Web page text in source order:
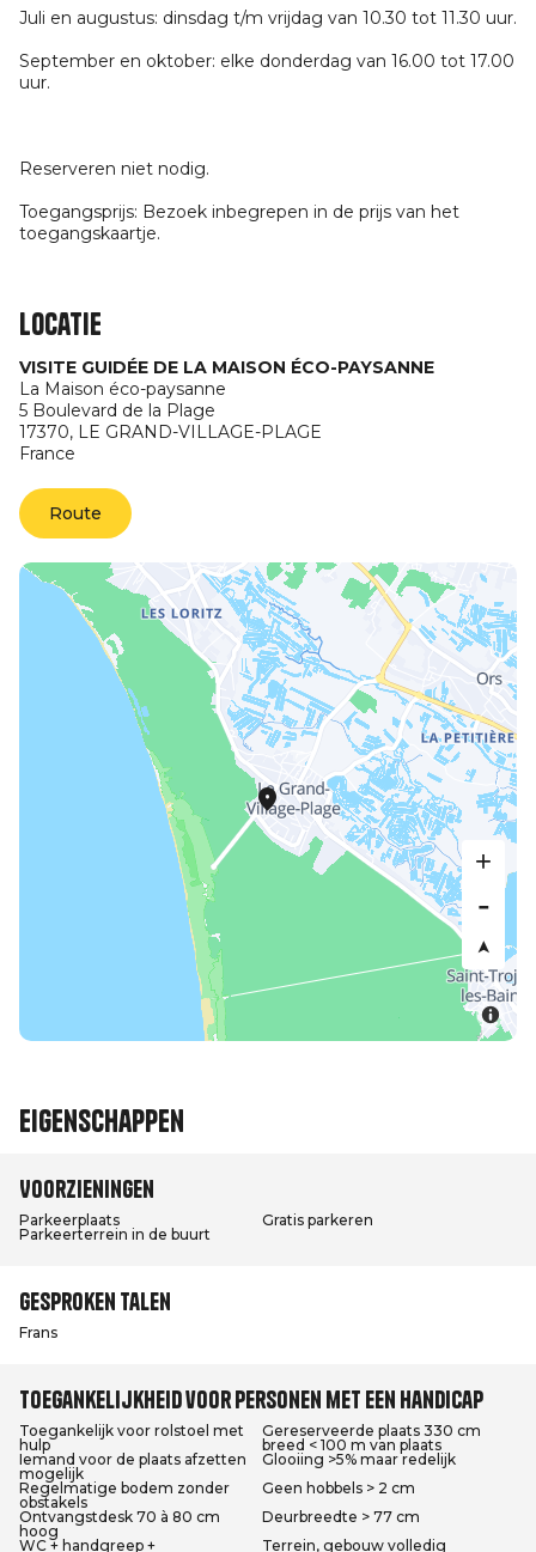
Juli en augustus: dinsdag t/m vrijdag van 10.30 tot 11.30 uur.
September en oktober: elke donderdag van 16.00 tot 17.00
uur.
Reserveren niet nodig.
Toegangsprijs: Bezoek inbegrepen in de prijs van het
toegangskaartje.
Locatie
VISITE GUIDÉE DE LA MAISON ÉCO-PAYSANNE
La Maison éco-paysanne
5 Boulevard de la Plage
17370, LE GRAND-VILLAGE-PLAGE
France
Route
Eigenschappen
Voorzieningen
Parkeerplaats
Gratis parkeren
Parkeerterrein in de buurt
Gesproken talen
Frans
Toegankelijkheid voor personen met een handicap
Toegankelijk voor rolstoel met
hulp
Gereserveerde plaats 330 cm
breed < 100 m van plaats
Iemand voor de plaats afzetten
mogelijk
Glooiing >5% maar redelijk
Regelmatige bodem zonder
obstakels
Geen hobbels > 2 cm
Ontvangstdesk 70 à 80 cm
hoog
Deurbreedte > 77 cm
WC + handgreep +
Terrein, gebouw volledig